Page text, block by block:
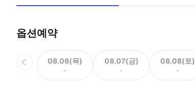
옵션예약
08.06(목)
-
08.07(금)
-
08.08(토)
-